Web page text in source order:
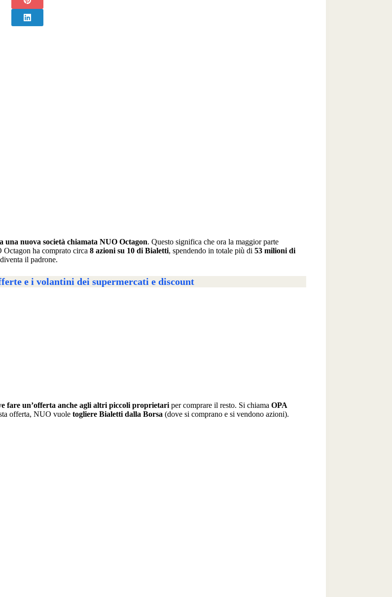
una nuova società chiamata NUO Octagon. Questo significa che ora la maggior parte
Octagon ha comprato circa 8 azioni su 10 di Bialetti, spendendo in totale più di 53 milioni di
il padrone.
e i volantini dei supermercati e discount
fare un’offerta anche agli altri piccoli proprietari per comprare il resto. Si chiama OPA
offerta, NUO vuole togliere Bialetti dalla Borsa (dove si comprano e si vendono azioni).